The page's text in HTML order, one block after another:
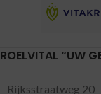
ROELVITAL “UW
Rijksstraatweg 20